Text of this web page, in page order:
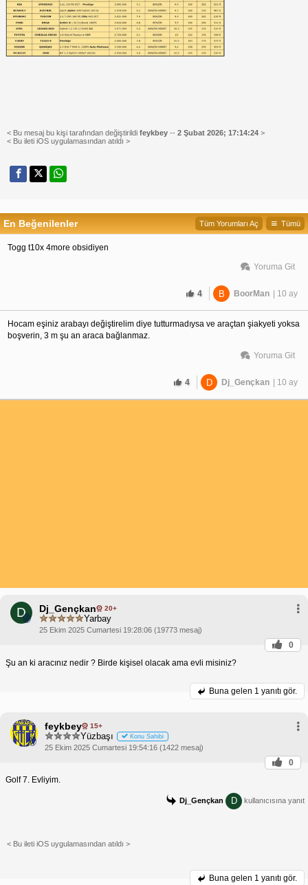
< Bu mesaj bu kişi tarafından değiştirildi feykbey -- 2 Şubat 2026; 17:14:24 >
< Bu ileti iOS uygulamasından atıldı >
En Beğenilenler Tümü
Tüm Yorumları Aç
Togg t10x 4more obsidiyen
Yoruma Git
4 B BoorMan | 10 ay
Hocam eşiniz arabayı değiştirelim diye tutturmadıysa ve araçtan şiakyeti yoksa
boşverin, 3 m şu an araca bağlanmaz.
Yoruma Git
4 D Dj_Gençkan | 10 ay
D Dj_Gençkan 20+
Yarbay
25 Ekim 2025 Cumartesi 19:28:06 (19773 mesaj)
0
Şu an ki aracınız nedir ? Birde kişisel olacak ama evli misiniz?
Buna gelen 1 yanıtı gör.
feykbey 15+
Yüzbaşı Konu Sahibi
25 Ekim 2025 Cumartesi 19:54:16 (1422 mesaj)
0
Golf 7. Evliyim.
Dj_Gençkan D kullanıcısına yanıt
< Bu ileti iOS uygulamasından atıldı >
Buna gelen 1 yanıtı gör.